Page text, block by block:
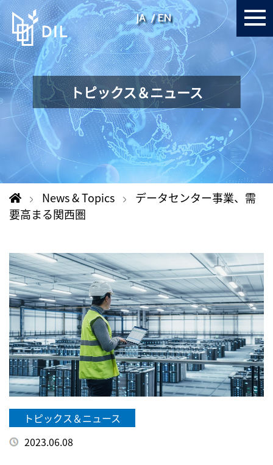
JA EN
トピックス＆ニュース
News & Topics
データセンター事業、需
要高まる関西圏
トピックス＆ニュース
2023.06.08